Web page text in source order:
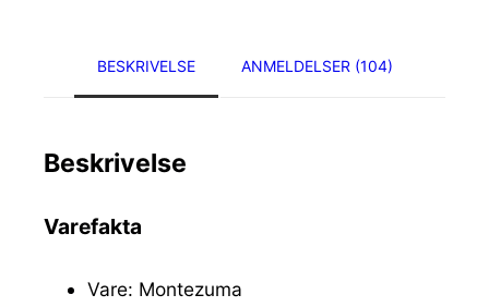
BESKRIVELSE ANMELDELSER (104)
Beskrivelse
Varefakta
Vare: Montezuma